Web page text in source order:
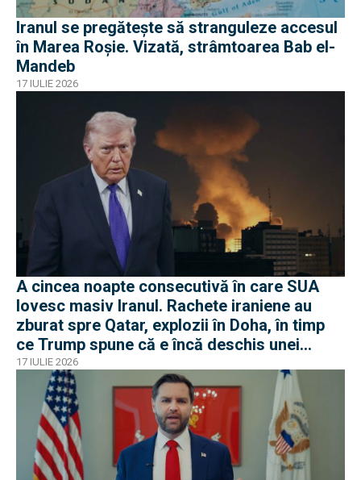
Iranul se pregătește să stranguleze accesul
în Marea Roșie. Vizată, strâmtoarea Bab el-
Mandeb
17 IULIE 2026
A cincea noapte consecutivă în care SUA
lovesc masiv Iranul. Rachete iraniene au
zburat spre Qatar, explozii în Doha, în timp
ce Trump spune că e încă deschis unei
soluții diplomatice
17 IULIE 2026